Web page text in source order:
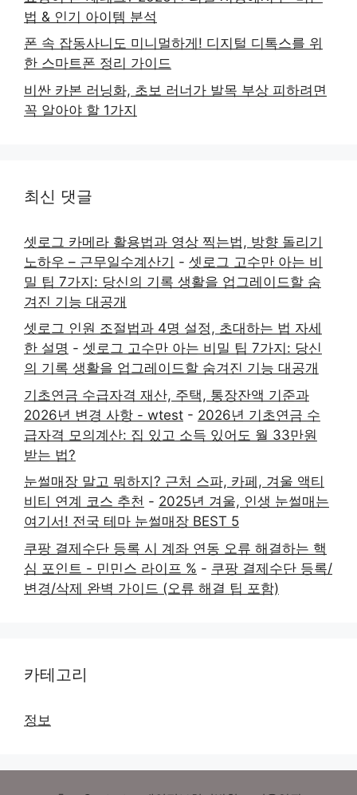
법 & 인기 아이템 분석
폰 속 잡동사니도 미니멀하게! 디지털 디톡스를 위
한 스마트폰 정리 가이드
비싼 카본 러닝화, 초보 러너가 발목 부상 피하려면
꼭 알아야 할 1가지
최신 댓글
셋로그 카메라 활용법과 영상 찍는법, 방향 돌리기
노하우 – 근무일수계산기 - 셋로그 고수만 아는 비
밀 팁 7가지: 당신의 기록 생활을 업그레이드할 숨
겨진 기능 대공개
셋로그 인원 조절법과 4명 설정, 초대하는 법 자세
한 설명 - 셋로그 고수만 아는 비밀 팁 7가지: 당신
의 기록 생활을 업그레이드할 숨겨진 기능 대공개
기초연금 수급자격 재산, 주택, 통장잔액 기준과
2026년 변경 사항 - wtest - 2026년 기초연금 수
급자격 모의계산: 집 있고 소득 있어도 월 33만원
받는 법?
눈썰매장 말고 뭐하지? 근처 스파, 카페, 겨울 액티
비티 연계 코스 추천 - 2025년 겨울, 인생 눈썰매는
여기서! 전국 테마 눈썰매장 BEST 5
쿠팡 결제수단 등록 시 계좌 연동 오류 해결하는 핵
심 포인트 - 민민스 라이프 % - 쿠팡 결제수단 등록/
변경/삭제 완벽 가이드 (오류 해결 팁 포함)
카테고리
정보